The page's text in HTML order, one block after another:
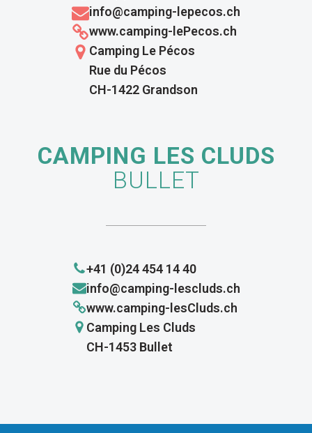
info@camping-lepecos.ch
www.camping-lePecos.ch
Camping Le Pécos
Rue du Pécos
CH-1422 Grandson
CAMPING LES CLUDS
BULLET
+41 (0)24 454 14 40
info@camping-lescluds.ch
www.camping-lesCluds.ch
Camping Les Cluds
CH-1453 Bullet